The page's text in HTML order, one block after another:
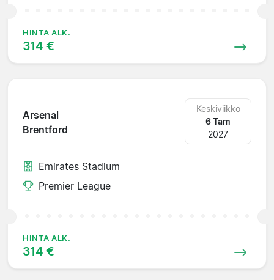
HINTA ALK.
314 €
Arsenal
Brentford
Keskiviikko
6 Tam
2027
Emirates Stadium
Premier League
HINTA ALK.
314 €